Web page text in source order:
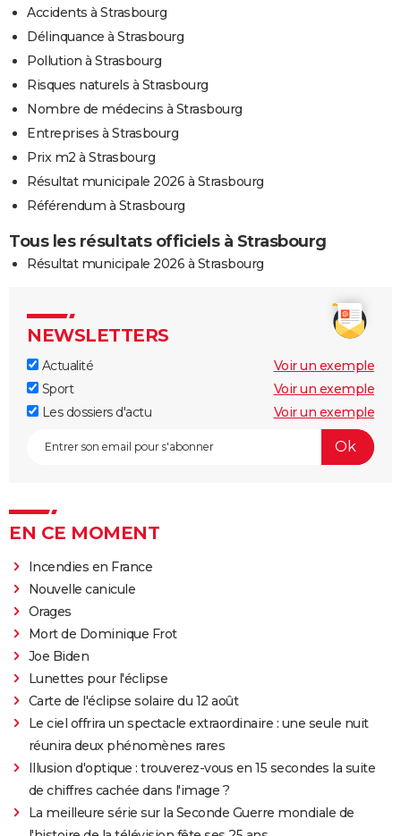
Accidents à Strasbourg
Délinquance à Strasbourg
Pollution à Strasbourg
Risques naturels à Strasbourg
Nombre de médecins à Strasbourg
Entreprises à Strasbourg
Prix m2 à Strasbourg
Résultat municipale 2026 à Strasbourg
Référendum à Strasbourg
Tous les résultats officiels à Strasbourg
Résultat municipale 2026 à Strasbourg
NEWSLETTERS
Actualité
Voir un exemple
Sport
Voir un exemple
Les dossiers d'actu
Voir un exemple
EN CE MOMENT
Incendies en France
Nouvelle canicule
Orages
Mort de Dominique Frot
Joe Biden
Lunettes pour l'éclipse
Carte de l'éclipse solaire du 12 août
Le ciel offrira un spectacle extraordinaire : une seule nuit
réunira deux phénomènes rares
Illusion d'optique : trouverez-vous en 15 secondes la suite
de chiffres cachée dans l'image ?
La meilleure série sur la Seconde Guerre mondiale de